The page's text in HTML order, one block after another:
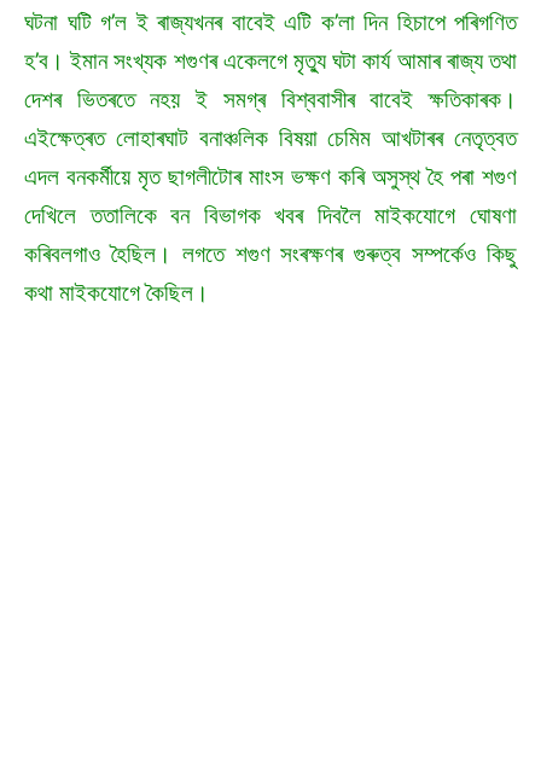
ঘটনা ঘটি গ’ল ই ৰাজ্যখনৰ বাবেই এটি ক’লা দিন হিচাপে পৰিগণিত
হ’ব। ইমান সংখ্যক শগুণৰ একেলগে মৃত্যু ঘটা কাৰ্য আমাৰ ৰাজ্য তথা
দেশৰ ভিতৰতে নহয় ই সমগ্ৰ বিশ্ববাসীৰ বাবেই ক্ষতিকাৰক।
এইক্ষেত্ৰত লোহাৰঘাট বনাঞ্চলিক বিষয়া চেমিম আখটাৰৰ নেতৃত্বত
এদল বনকৰ্মীয়ে মৃত ছাগলীটোৰ মাংস ভক্ষণ কৰি অসুস্থ হৈ পৰা শগুণ
দেখিলে ততালিকে বন বিভাগক খবৰ দিবলৈ মাইকযোগে ঘোষণা
কৰিবলগাও হৈছিল। লগতে শগুণ সংৰক্ষণৰ গুৰুত্ব সম্পৰ্কেও কিছু
কথা মাইকযোগে কৈছিল।